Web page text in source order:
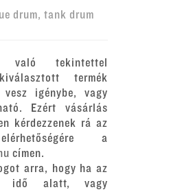
drum, tank drum
tekintettel
termék
vesz igénybe, vagy
Ezért vásárlás
kérdezzenek rá az
a
címen.
arra, hogy ha az
idő alatt, vagy